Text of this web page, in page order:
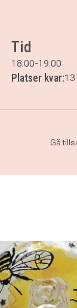
Tid
18.00-19.00
Platser kvar:13
Gå